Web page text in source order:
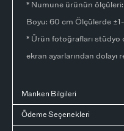
* Numune ürünün
Boyu: 60 cm Ölçülerde
* Ürün fotoğrafları stüdyo
ekran ayarlarından dolayı
Manken Bilgileri
Ödeme Seçenekleri